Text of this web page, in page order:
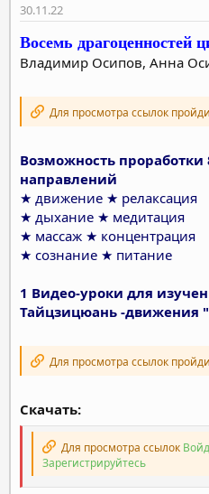
м
ы
а
а
30.11.22
Восемь драгоценностей
Владимир Осипов, Анна
Для просмотра ссылок
Возможность
направлений
★ движение ★ релаксация
★ дыхание ★ медитация
★ массаж ★ концентрация
★ сознание ★ питание
1 Видео-уроки для
Тайцзицюань -движения
Для просмотра ссылок
Скачать:
Для просмотра ссылок
Зарегистрируйтесь